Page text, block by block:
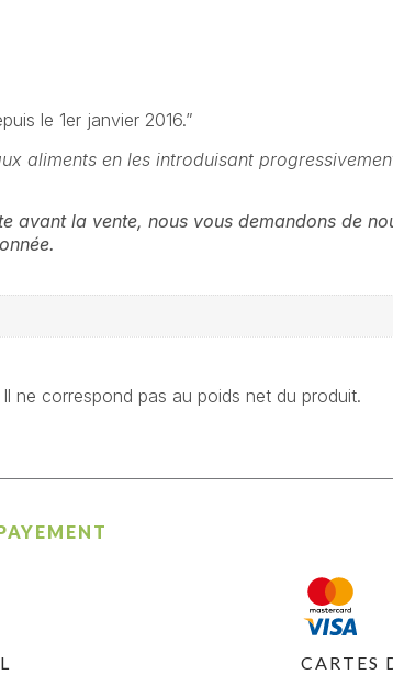
le 1er janvier 2016.”
aliments en les introduisant
avant la vente, nous vous demandons de
ne correspond pas au poids net du produit.
CARTES